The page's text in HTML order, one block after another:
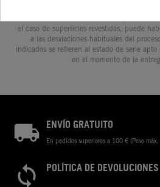
el caso de superficies revestidas, puede
a las desviaciones habituales del
indicados se refieren al estado de serie
en el momento de la
ENVÍO GRATUITO
En pedidos superiores a 100 € (Peso
POLÍTICA DE DEVOLUCIONES